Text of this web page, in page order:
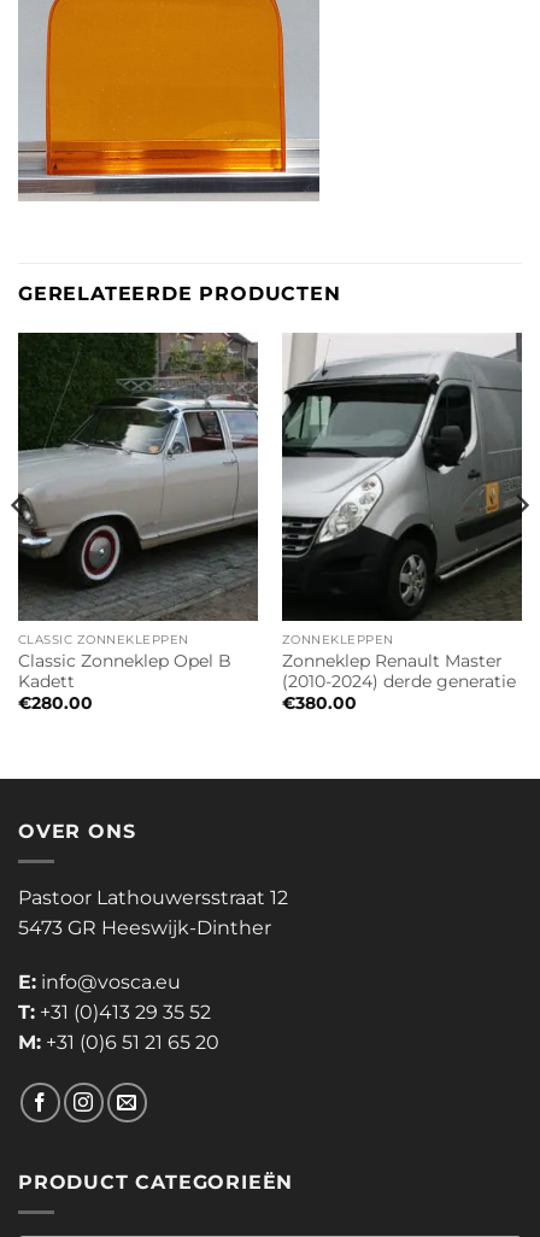
GERELATEERDE PRODUCTEN
CLASSIC ZONNEKLEPPEN
Classic Zonneklep Opel B
Kadett
€280.00
ZONNEKLEPPEN
Zonneklep Renault Master
(2010-2024) derde generatie
€380.00
OVER ONS
Pastoor Lathouwersstraat 12
5473 GR Heeswijk-Dinther
E: info@vosca.eu
T: +31 (0)413 29 35 52
M: +31 (0)6 51 21 65 20
PRODUCT CATEGORIEËN